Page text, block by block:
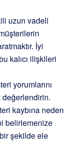
uzun vadeli
İyi
kalıcı ilişkileri
yorumlarını
değerlendirin.
kaybına neden
belirlemenize
şekilde ele